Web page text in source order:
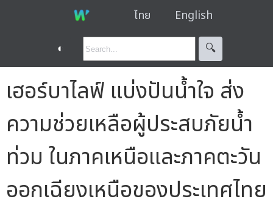
ไทย English
◐ 🔍︎
เฮอร์บาไลฟ์ แบ่งปันน้ำใจ ส่ง
ความช่วยเหลือผู้ประสบภัยน้ำ
ท่วม ในภาคเหนือและภาคตะวัน
ออกเฉียงเหนือของประเทศไทย